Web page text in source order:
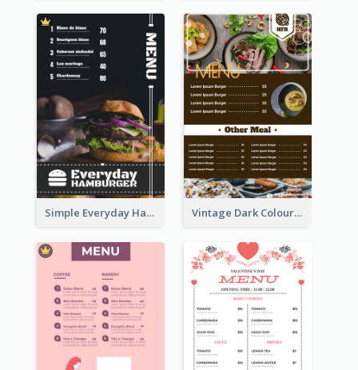
Simple Everyday Hamburger Menu In Black Vintage Dark Colour Tone Menu Of Western Restaurant